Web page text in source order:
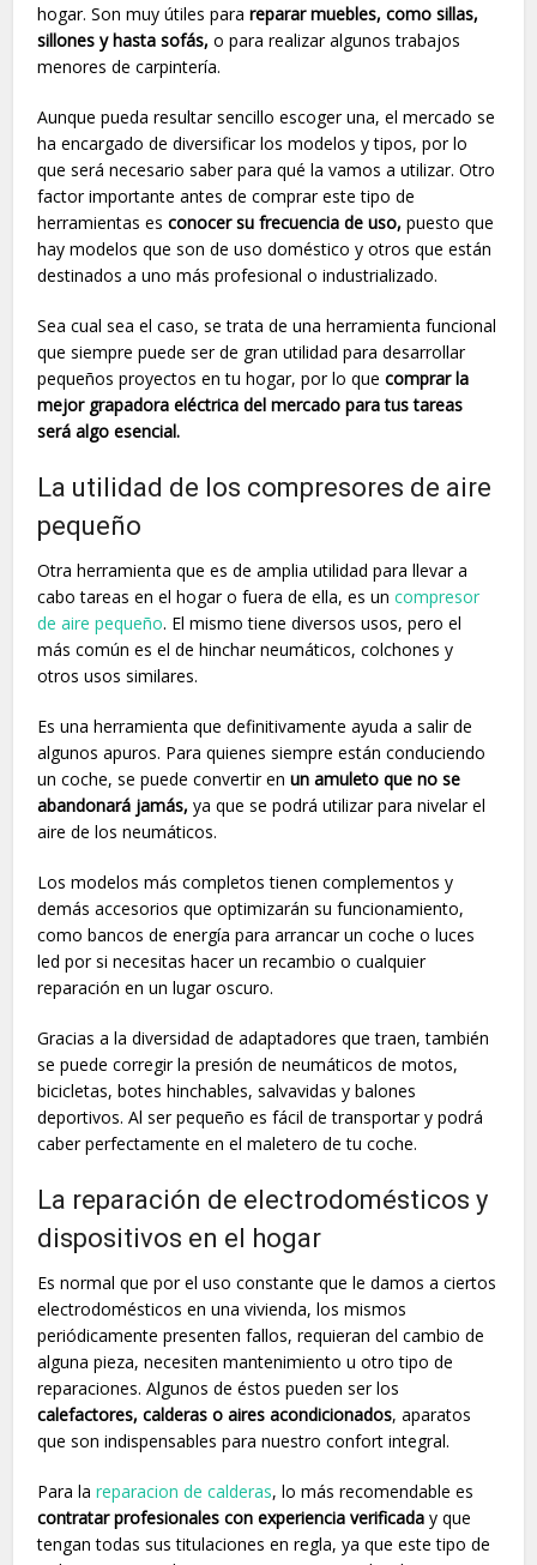
hogar. Son muy útiles para reparar muebles, como sillas,
sillones y hasta sofás,o para realizar algunos trabajos
menores de carpintería.
Aunque pueda resultar sencillo escoger una, el mercado se
ha encargado de diversificar los modelos y tipos, por lo
que será necesario saber para qué la vamos a utilizar. Otro
factor importante antes de comprar este tipo de
herramientas esconocer su frecuencia de uso, puesto que
hay modelos que son de uso doméstico y otros que están
destinados a uno más profesional o industrializado.
Sea cual sea el caso, se trata de una herramienta funcional
que siempre puede ser de gran utilidad para desarrollar
pequeños proyectos en tu hogar, por lo que comprar la
mejor grapadora eléctrica del mercado para tus tareas
será algo esencial.
La utilidad de los compresores de aire
pequeño
Otra herramienta que es de amplia utilidad para llevar a
cabo tareas en el hogar o fuera de ella, es uncompresor
de aire pequeño. El mismo tiene diversos usos, pero el
más común es el de hinchar neumáticos, colchones y
otros usos similares.
Es una herramienta que definitivamente ayuda a salir de
algunos apuros. Para quienes siempre están conduciendo
un coche, se puede convertir enun amuleto que no se
abandonará jamás, ya que se podrá utilizar para nivelar el
aire de los neumáticos.
Los modelos más completos tienen complementos y
demás accesorios que optimizarán su funcionamiento,
como bancos de energía para arrancar un coche o luces
led por si necesitas hacer un recambio o cualquier
reparación en un lugar oscuro.
Gracias a la diversidad de adaptadores que traen, también
se puede corregir la presión de neumáticos de motos,
bicicletas, botes hinchables, salvavidas y balones
deportivos. Al ser pequeño es fácil de transportar y podrá
caber perfectamente en el maletero de tu coche.
La reparación de electrodomésticos y
dispositivos en el hogar
Es normal que por el uso constante que le damos a ciertos
electrodomésticos en una vivienda, los mismos
periódicamente presenten fallos, requieran del cambio de
alguna pieza, necesiten mantenimiento u otro tipo de
reparaciones. Algunos de éstos pueden ser los
calefactores, calderas o aires acondicionados, aparatos
que son indispensables para nuestro confort integral.
Para lareparacion de calderas, lo más recomendable es
contratar profesionales con experiencia verificada y que
tengan todas sus titulaciones en regla, ya que este tipo de